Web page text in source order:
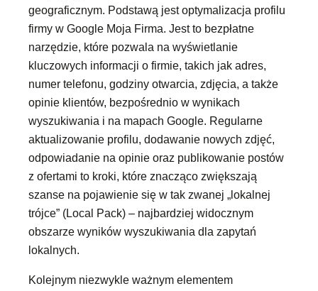
geograficznym. Podstawą jest optymalizacja profilu
firmy w Google Moja Firma. Jest to bezpłatne
narzędzie, które pozwala na wyświetlanie
kluczowych informacji o firmie, takich jak adres,
numer telefonu, godziny otwarcia, zdjęcia, a także
opinie klientów, bezpośrednio w wynikach
wyszukiwania i na mapach Google. Regularne
aktualizowanie profilu, dodawanie nowych zdjęć,
odpowiadanie na opinie oraz publikowanie postów
z ofertami to kroki, które znacząco zwiększają
szanse na pojawienie się w tak zwanej „lokalnej
trójce” (Local Pack) – najbardziej widocznym
obszarze wyników wyszukiwania dla zapytań
lokalnych.
Kolejnym niezwykle ważnym elementem